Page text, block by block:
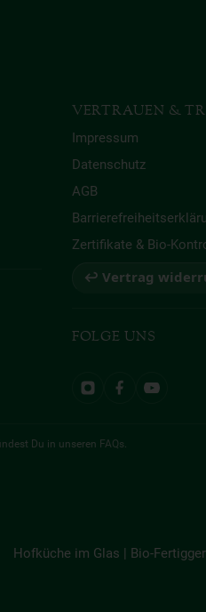
VERTRAUEN &
Impressum
Datenschutz
AGB
Zertifikate & Bio-
↩ Vertrag
FOLGE UNS
Du in unseren FAQs
Hofküche im Glas | Bio-